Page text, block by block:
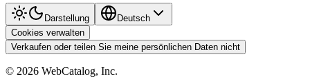
Darstellung
Deutsch
Cookies verwalten
Verkaufen oder teilen Sie meine persönlichen Daten nicht
© 2026 WebCatalog, Inc.